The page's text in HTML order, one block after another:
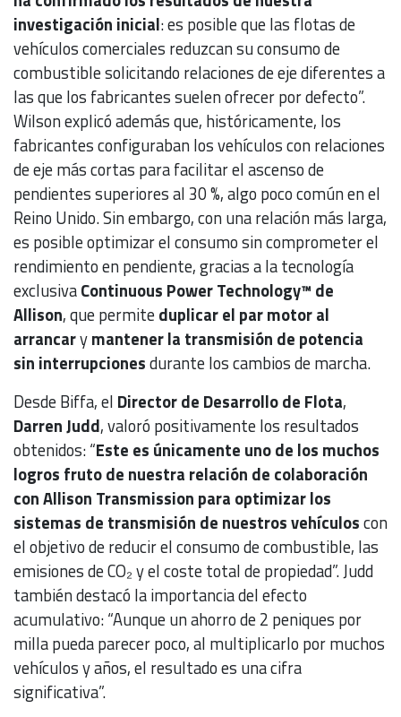
investigación inicial: es posible que las flotas de
vehículos comerciales reduzcan su consumo de
combustible solicitando relaciones de eje diferentes a
las que los fabricantes suelen ofrecer por defecto”.
Wilson explicó además que, históricamente, los
fabricantes configuraban los vehículos con relaciones
de eje más cortas para facilitar el ascenso de
pendientes superiores al 30 %, algo poco común en el
Reino Unido. Sin embargo, con una relación más larga,
es posible optimizar el consumo sin comprometer el
rendimiento en pendiente, gracias a la tecnología
exclusivaContinuous Power Technology™ de
Allison, que permiteduplicar el par motor al
arrancarymantener la transmisión de potencia
sin interrupcionesdurante los cambios de marcha.
Desde Biffa, el Director de Desarrollo de Flota,
Darren Judd, valoró positivamente los resultados
obtenidos: “Este es únicamente uno de los muchos
logros fruto de nuestra relación de colaboración
con Allison Transmission para optimizar los
sistemas de transmisión de nuestros vehículoscon
el objetivo de reducir el consumo de combustible, las
emisiones de CO₂ y el coste total de propiedad”. Judd
también destacó la importancia del efecto
acumulativo: “Aunque un ahorro de 2 peniques por
milla pueda parecer poco, al multiplicarlo por muchos
vehículos y años, el resultado es una cifra
significativa”.